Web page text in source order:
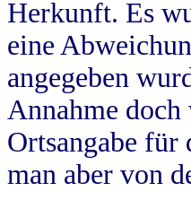
Herkunft. Es
eine
angegeben
Annahme
Ortsangabe für
man aber von